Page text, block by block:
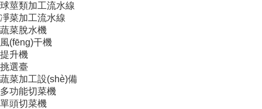
球莖類加工流水線
凈菜加工流水線
蔬菜脫水機
風(fēng)干機
提升機
挑選臺
蔬菜加工設(shè)備
多功能切菜機
單頭切菜機